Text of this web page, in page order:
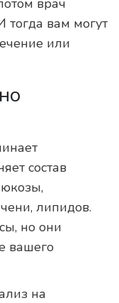
вам могут
или
состав
липидов.
но они
вашего
на